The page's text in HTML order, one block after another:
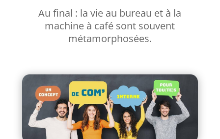
Au final : la vie au bureau et à la
machine à café sont souvent
métamorphosées.